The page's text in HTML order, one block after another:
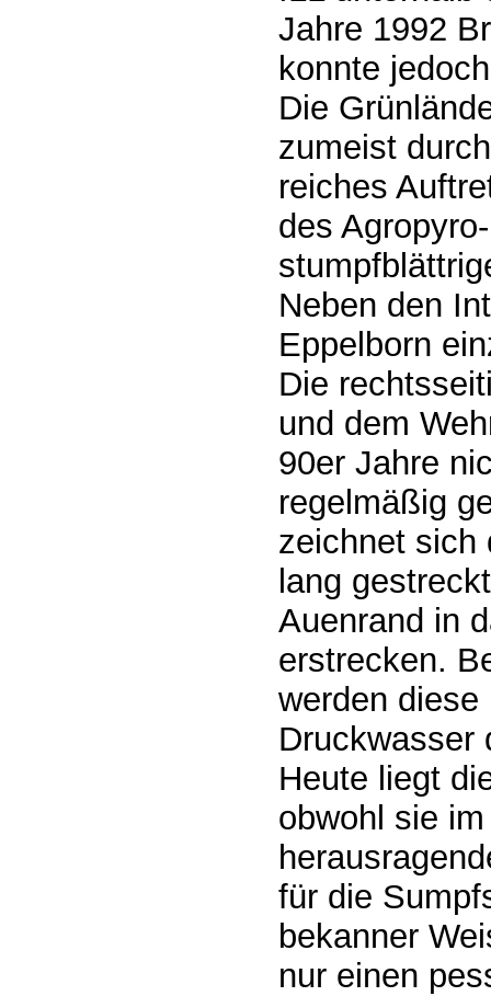
Jahre 1992
konnte
Die
zumeist
reiches
des
Neben den
Eppelborn
Die
und dem
90er Jahre
regelmäßig
zeichnet sich
lang
Auenrand in
erstrecken.
werden
Druckwasser
Heute liegt
obwohl sie
für die
bekanner
nur einen